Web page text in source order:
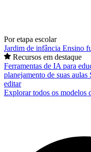
Por etapa escolar
Jardim de infância Ensino
Recursos em destaque
Ferramentas de IA para
planejamento de suas aulas
editar
Explorar todos os modelos